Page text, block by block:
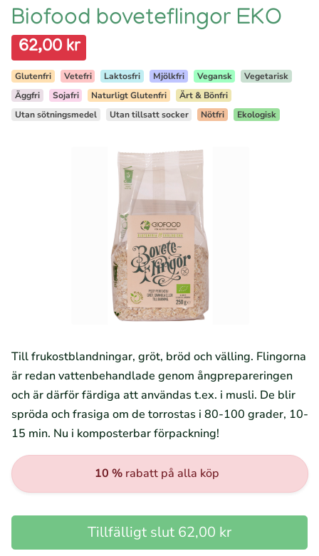
Biofood boveteflingor EKO
62,00 kr
Glutenfri Vetefri Laktosfri Mjölkfri Vegansk
Vegetarisk
Äggfri
Sojafri Naturligt Glutenfri
Ärt & Bönfri
Utan sötningsmedel
Utan tillsatt socker Nötfri Ekologisk
Till frukostblandningar, gröt, bröd och välling. Flingorna
är redan vattenbehandlade genom ångprepareringen
och är därför färdiga att användas t.ex. i musli. De blir
spröda och frasiga om de torrostas i 80-100 grader, 10-
15 min. Nu i komposterbar förpackning!
10 % rabatt på alla köp
Tillfälligt slut 62,00 kr